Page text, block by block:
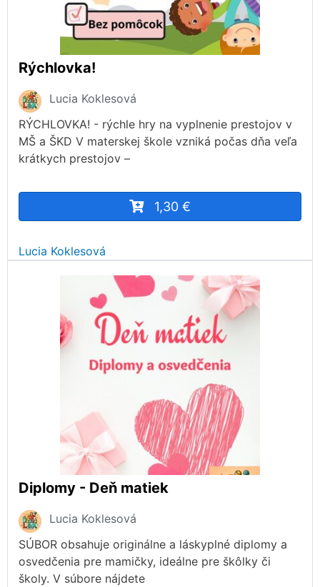
Rýchlovka!
Lucia Koklesová
RÝCHLOVKA! - rýchle hry na vyplnenie prestojov v
MŠ a ŠKD V materskej škole vzniká počas dňa veľa
krátkych prestojov –
1,30 €
Lucia Koklesová
Diplomy - Deň matiek
Lucia Koklesová
SÚBOR obsahuje originálne a láskyplné diplomy a
osvedčenia pre mamičky, ideálne pre škôlky či
školy. V súbore nájdete